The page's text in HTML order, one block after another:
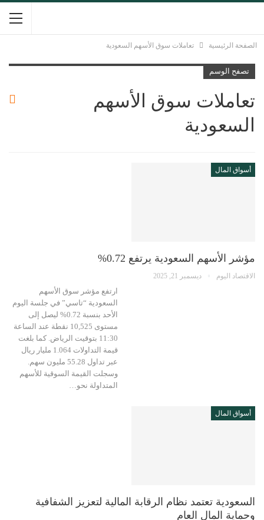
الصفحة الرئيسية تعاملات سوق الأسهم السعودية
تصفح الوسم
تعاملات سوق الأسهم
السعودية
أسواق المال
مؤشر الأسهم السعودية يرتفع 0.72%
الاقتصاد اليوم ديسمبر 21, 2025
ارتفع مؤشر سوق الأسهم
السعودية “تاسي” في جلسة اليوم
الأحد بنسبة 0.72% ليصل إلى
مستوى 10,525 نقطة عند الساعة
11:30 بتوقيت الرياض. كما بلغت
قيمة التداولات 1.064 مليار ريال
عبر تداول 55.28 مليون سهم.
وسجلت القيمة السوقية للأسهم
المتداولة نحو…
أسواق المال
السعودية تعتمد نظام الرقابة المالية لتعزيز الشفافية
وحماية المال العام